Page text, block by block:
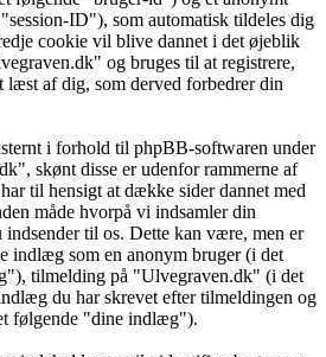
ID"), som automatisk tildeles dig
cookie vil blive dannet i det øjeblik
og bruges til at registrere,
af dig, som derved forbedrer din
i forhold til phpBB-softwaren under
skønt disse er udenfor rammerne af
til hensigt at dække sider dannet med
måde hvorpå vi indsamler din
til os. Dette kan være, men er
indlæg som en anonym bruger (i det
tilmelding på "Ulvegraven.dk" (i det
du har skrevet efter tilmeldingen og
følgende "dine indlæg").